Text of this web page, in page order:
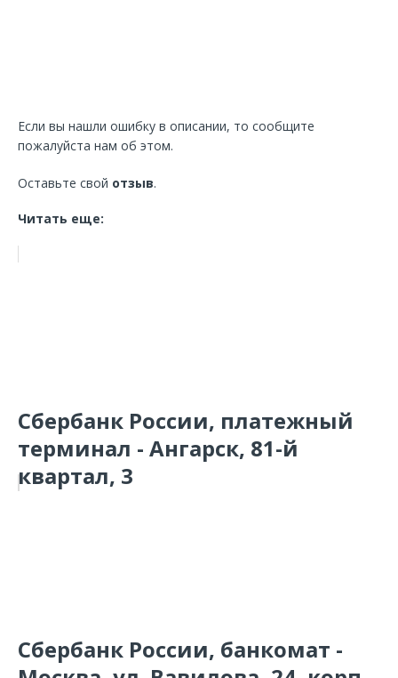
Если вы нашли ошибку в описании, то сообщите
пожалуйста нам об этом.
Оставьте свой отзыв.
Читать еще:
Сбербанк России, платежный
терминал - Ангарск, 81-й
квартал, 3
Сбербанк России, банкомат -